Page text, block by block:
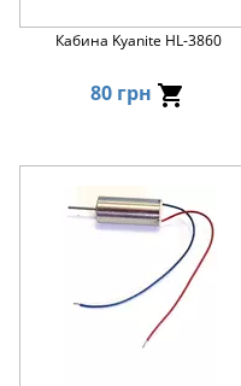
Кабина Kyanite HL-3860
80 грн